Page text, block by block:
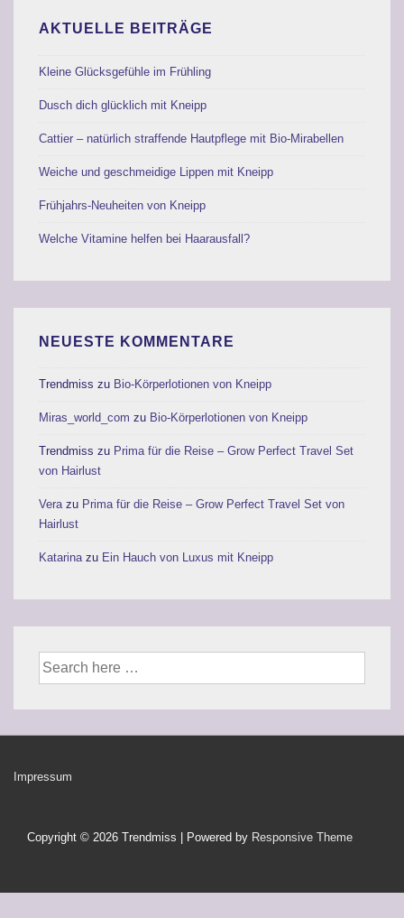
Reise
AKTUELLE BEITRÄGE
Kleine Glücksgefühle im Frühling
Dusch dich glücklich mit Kneipp
Cattier – natürlich straffende Hautpflege mit Bio-Mirabellen
Weiche und geschmeidige Lippen mit Kneipp
Frühjahrs-Neuheiten von Kneipp
Welche Vitamine helfen bei Haarausfall?
NEUESTE KOMMENTARE
Trendmiss zu Bio-Körperlotionen von Kneipp
Miras_world_com zu Bio-Körperlotionen von Kneipp
Trendmiss zu Prima für die Reise – Grow Perfect Travel Set
von Hairlust
Verazu Prima für die Reise – Grow Perfect Travel Set von
Hairlust
Katarinazu Ein Hauch von Luxus mit Kneipp
Suche
nach:
Footer-
Impressum
Copyright © 2026 Trendmiss | Powered by Responsive Theme